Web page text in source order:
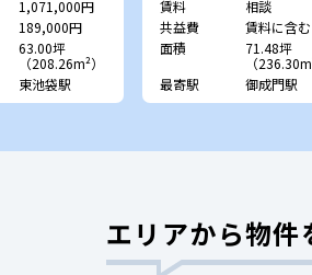
1,071,000円
189,000円
63.00坪
（208.26m²）
東池袋駅
賃料
相談
共益費
賃料に含む
面積
71.48坪
（
最寄駅
御成門駅
エリアから物件